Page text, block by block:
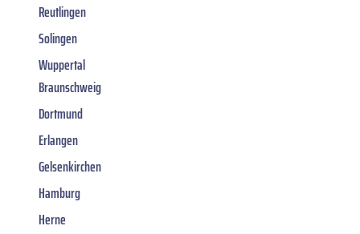
Reutlingen
Solingen
Wuppertal
Braunschweig
Dortmund
Erlangen
Gelsenkirchen
Hamburg
Herne